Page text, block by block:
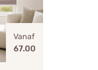
Vanaf
67.00